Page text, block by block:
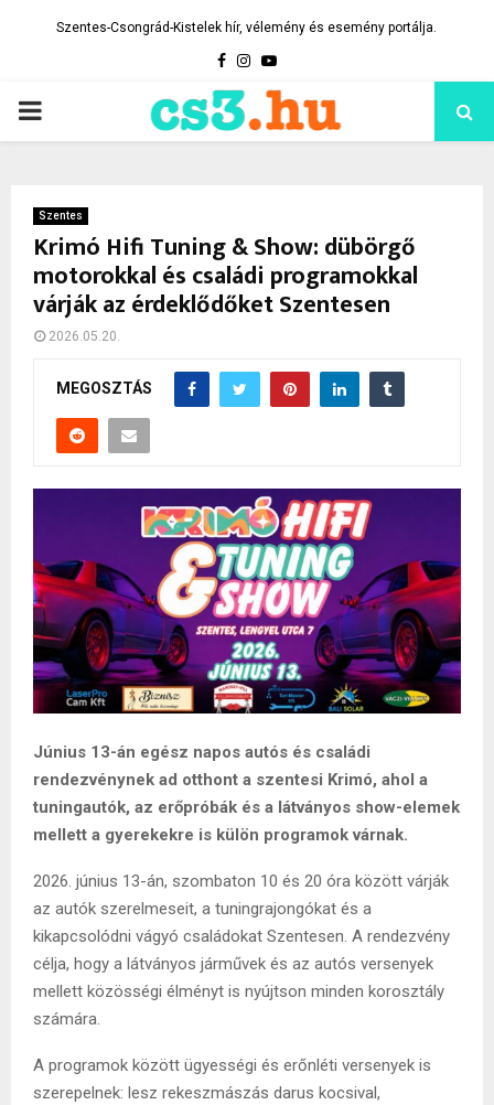
Szentes-Csongrád-Kistelek hír, vélemény és esemény portálja.
Facebook
Instagram
Youtube
PRIMARY
Szentes
Krimó Hifi Tuning & Show: dübörgő
motorokkal és családi programokkal
várják az érdeklődőket Szentesen
2026.05.20.
MEGOSZTÁS
Június 13-án egész napos autós és családi
rendezvénynek ad otthont a szentesi Krimó, ahol a
tuningautók, az erőpróbák és a látványos show-elemek
mellett a gyerekekre is külön programok várnak.
2026. június 13-án, szombaton 10 és 20 óra között várják
az autók szerelmeseit, a tuningrajongókat és a
kikapcsolódni vágyó családokat Szentesen. A rendezvény
célja, hogy a látványos járművek és az autós versenyek
mellett közösségi élményt is nyújtson minden korosztály
számára.
A programok között ügyességi és erőnléti versenyek is
szerepelnek: lesz rekeszmászás darus kocsival,